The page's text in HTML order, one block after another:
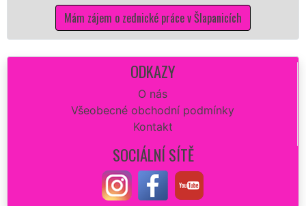
o zednické práce v Šlapanicích
ODKAZY
O nás
Všeobecné obchodní podmínky
Kontakt
SOCIÁLNÍ SÍTĚ